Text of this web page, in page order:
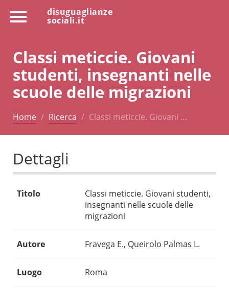
disuguaglianze
sociali.it
Classi meticcie. Giovani
studenti, insegnanti nelle
scuole delle migrazioni
Home Ricerca Classi meticcie. Giovani …
Dettagli
Titolo
Classi meticcie. Giovani studenti,
insegnanti nelle scuole delle
migrazioni
Autore Fravega E., Queirolo Palmas L.
Luogo Roma